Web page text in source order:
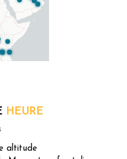
HEURE
altitude